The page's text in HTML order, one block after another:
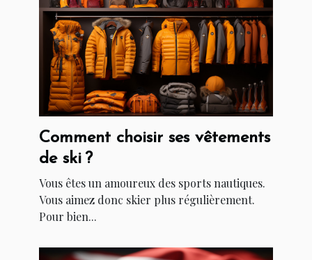
Comment choisir ses vêtements
de ski ?
Vous êtes un amoureux des sports nautiques.
Vous aimez donc skier plus régulièrement.
Pour bien...